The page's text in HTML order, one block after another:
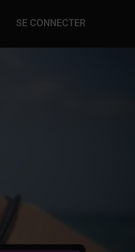
Paramètres du compte
SE CONNECTER